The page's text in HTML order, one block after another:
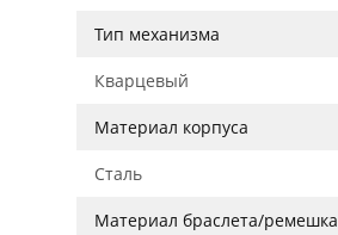
Тип механизма
Кварцевый
Материал корпуса
Сталь
Материал браслета/ремешка